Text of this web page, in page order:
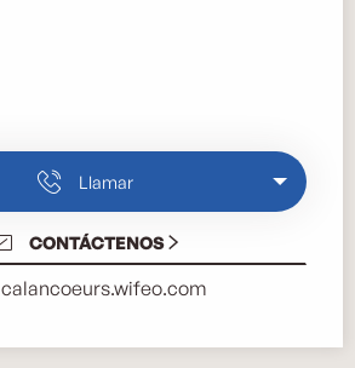
Llamar
CONTÁCTENOS
calancoeurs.wifeo.com